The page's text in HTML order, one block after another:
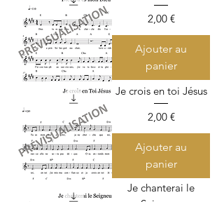
Prix
2,00 €
Ajouter au
panier
Je crois en toi Jésus
Prix
2,00 €
Ajouter au
panier
Je chanterai le